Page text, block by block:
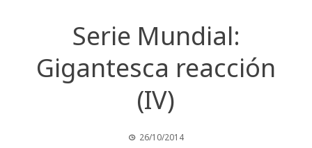
Serie Mundial:
Gigantesca reacción
(IV)
26/10/2014